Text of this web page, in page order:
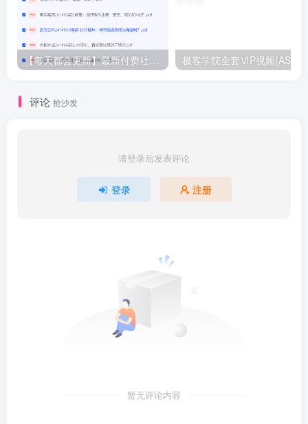
【每天都会更新】最新付费社群公众号文章 极客学院全套ⅥP视频(AS版)
评论 抢沙发
请登录后发表评论
登录 注册
暂无评论内容